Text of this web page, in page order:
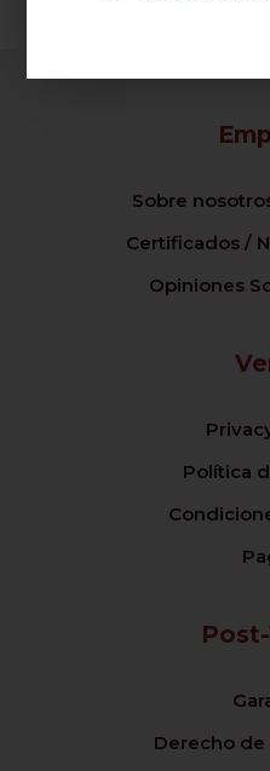
Sobre
Certificados /
Opiniones
Política
Derecho de